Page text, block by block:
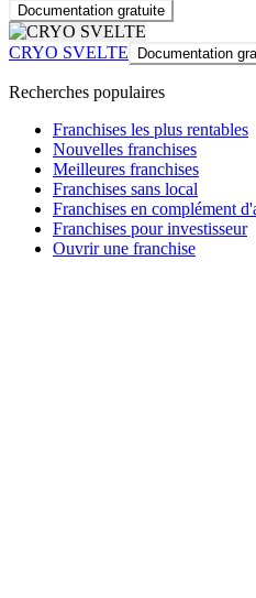
Documentation gratuite
CRYO SVELTE Documentation
Recherches populaires
Franchises les plus rentables
Nouvelles franchises
Meilleures franchises
Franchises sans local
Franchises en complément
Franchises pour investisseur
Ouvrir une franchise